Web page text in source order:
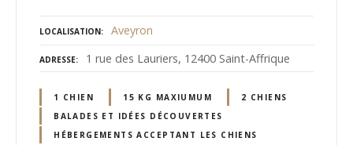
LOCALISATION Aveyron
ADRESSE 1 rue des Lauriers, 12400 Saint-Affrique
1 CHIEN 15 KG MAXIUMUM
2 CHIENS
BALADES ET IDÉES DÉCOUVERTES
HÉBERGEMENTS ACCEPTANT LES CHIENS